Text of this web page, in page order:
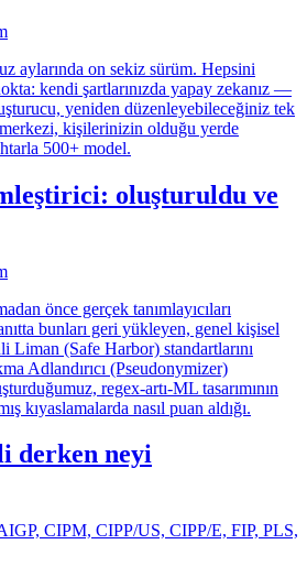
aylarında on sekiz sürüm. Hepsini
kendi şartlarınızda yapay zekanız —
yeniden düzenleyebileceğiniz tek
kişilerinizin olduğu yerde
500+ model.
oluşturuldu ve
önce gerçek tanımlayıcıları
bunları geri yükleyen, genel kişisel
(Safe Harbor) standartlarını
Adlandırıcı (Pseudonymizer)
regex-artı-ML tasarımının
kıyaslamalarda nasıl puan aldığı.
derken neyi
CIPM, CIPP/US, CIPP/E, FIP, PLS,